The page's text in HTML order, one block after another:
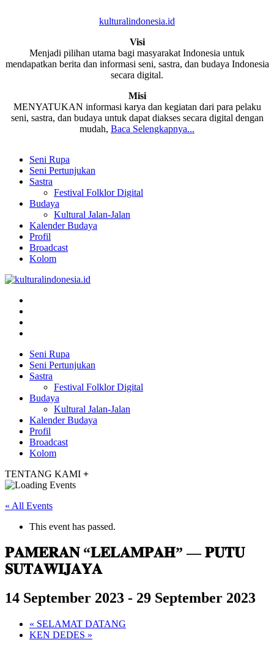
kulturalindonesia.id
Visi
Menjadi pilihan utama bagi masyarakat Indonesia untuk
mendapatkan berita dan informasi seni, sastra, dan budaya Indonesia
secara digital.
Misi
MENYATUKAN informasi karya dan kegiatan dari para pelaku
seni, sastra, dan budaya untuk dapat diakses secara digital dengan
mudah, Baca Selengkapnya...
Seni Rupa
Seni Pertunjukan
Sastra
Festival Folklor Digital
Budaya
Kultural Jalan-Jalan
Kalender Budaya
Profil
Broadcast
Kolom
Seni Rupa
Seni Pertunjukan
Sastra
Festival Folklor Digital
Budaya
Kultural Jalan-Jalan
Kalender Budaya
Profil
Broadcast
Kolom
TENTANG KAMI +
« All Events
This event has passed.
𝐏𝐀𝐌𝐄𝐑𝐀𝐍 “𝐋𝐄𝐋𝐀𝐌𝐏𝐀𝐇” — 𝐏𝐔𝐓𝐔
𝐒𝐔𝐓𝐀𝐖𝐈𝐉𝐀𝐘𝐀
14 September 2023 - 29 September 2023
« SELAMAT DATANG
KEN DEDES »